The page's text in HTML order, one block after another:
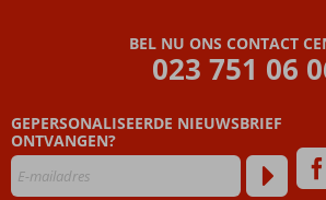
Beoordelingen
dan
48
maanden
BEL NU ONS CONTACT
023 751 06
GEPERSONALISEERDE NIEUWSBRIEF
ONTVANGEN?